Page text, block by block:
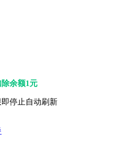
余额1元
停止自动刷新